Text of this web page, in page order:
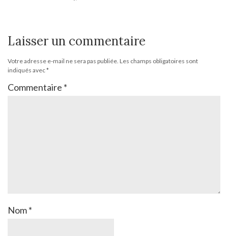
Laisser un commentaire
Votre adresse e-mail ne sera pas publiée. Les champs obligatoires sont
indiqués avec*
Commentaire *
Nom*